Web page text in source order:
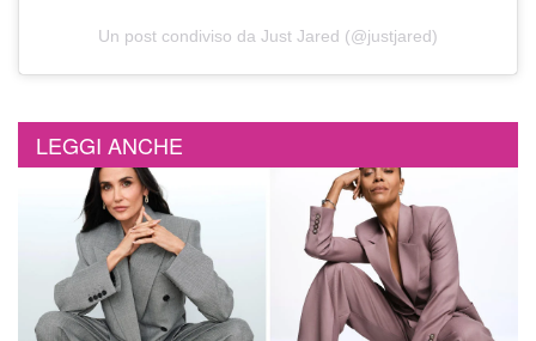
Un post condiviso da Just Jared (@justjared)
LEGGI ANCHE